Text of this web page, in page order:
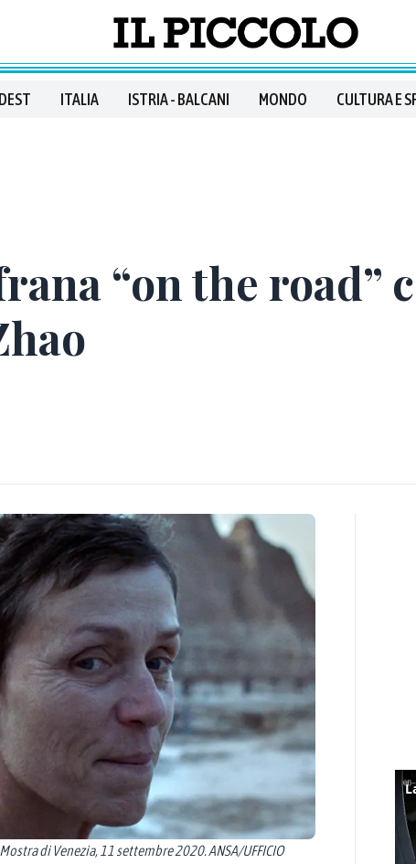
ITALIA ISTRIA - BALCANI MONDO CULTURA E
“on the road”
di Venezia, 11 settembre 2020. ANSA/UFFICIO